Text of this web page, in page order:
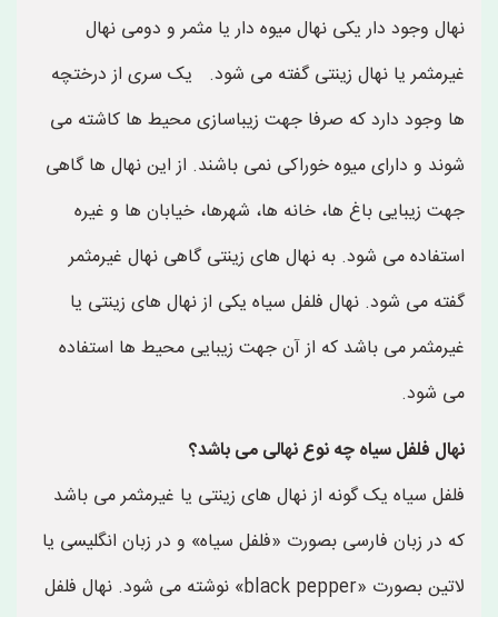
نهال وجود دار یکی نهال میوه دار یا مثمر و دومی نهال
غیرمثمر یا نهال زینتی گفته می شود. یک سری از درختچه
ها وجود دارد که صرفا جهت زیباسازی محیط ها کاشته می
شوند و دارای میوه خوراکی نمی باشند. از این نهال ها گاهی
جهت زیبایی باغ ها، خانه ها، شهرها، خیابان ها و غیره
استفاده می شود. به نهال های زینتی گاهی نهال غیرمثمر
گفته می شود. نهال فلفل سیاه یکی از نهال های زینتی یا
غیرمثمر می باشد که از آن جهت زیبایی محیط ها استفاده
می شود.
نهال فلفل سیاه چه نوع نهالی می باشد؟
فلفل سیاه یک گونه از نهال های زینتی یا غیرمثمر می باشد
که در زبان فارسی بصورت «فلفل سیاه» و در زبان انگلیسی یا
لاتین بصورت «black pepper» نوشته می شود. نهال فلفل